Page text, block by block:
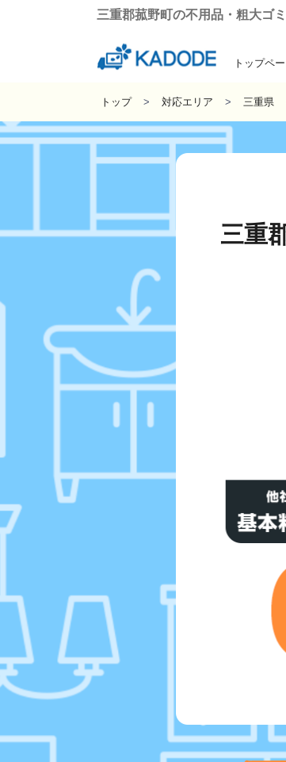
三重郡菰野町の不用品・粗大ゴ
トップペ
トップ 対応エリア 三重県
三重